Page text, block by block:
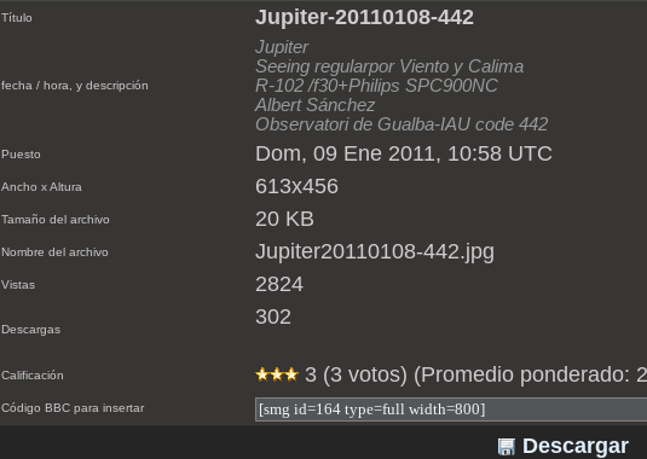
Título Jupiter-20110108-442
fecha / hora, y descripción
Jupiter
Seeing regularpor Viento y Calima
R-102 /f30+Philips SPC900NC
Albert Sánchez
Observatori de Gualba-IAU code 442
Puesto Dom, 09 Ene 2011, 10:58 UTC
Ancho x Altura 613x456
Tamaño del archivo 20 KB
Nombre del archivo Jupiter20110108-442.jpg
Vistas 2824
Descargas
302
Calificación 3 (3 votos) (Promedio ponderado:
Código BBC para insertar
Descargar